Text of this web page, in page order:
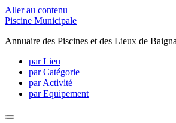
Aller au contenu
Piscine Municipale
Annuaire des Piscines et des Lieux de
par Lieu
par Catégorie
par Activité
par Equipement